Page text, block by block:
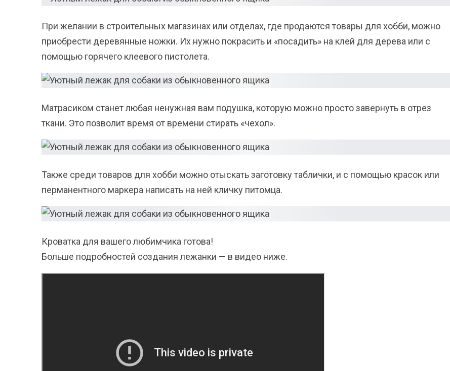
При желании в строительных магазинах или отделах, где продаются товары для хобби, можно
приобрести деревянные ножки. Их нужно покрасить и «посадить» на клей для дерева или с
помощью горячего клеевого пистолета.
Матрасиком станет любая ненужная вам подушка, которую можно просто завернуть в отрез
ткани. Это позволит время от времени стирать «чехол».
Также среди товаров для хобби можно отыскать заготовку таблички, и с помощью красок или
перманентного маркера написать на ней кличку питомца.
Кроватка для вашего любимчика готова!
Больше подробностей создания лежанки — в видео ниже.